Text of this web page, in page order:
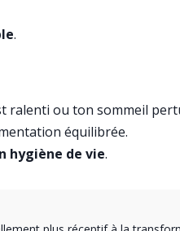
.
ralenti ou ton sommeil
équilibrée.
hygiène de vie.